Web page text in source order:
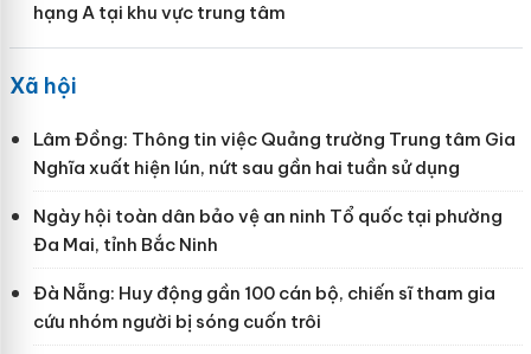
hạng A tại khu vực trung tâm
Xã hội
Lâm Đồng: Thông tin việc Quảng trường Trung tâm Gia
Nghĩa xuất hiện lún, nứt sau gần hai tuần sử dụng
Ngày hội toàn dân bảo vệ an ninh Tổ quốc tại phường
Đa Mai, tỉnh Bắc Ninh
Đà Nẵng: Huy động gần 100 cán bộ, chiến sĩ tham gia
cứu nhóm người bị sóng cuốn trôi